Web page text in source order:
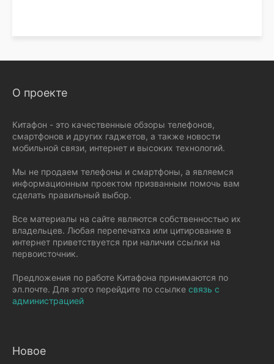
О проекте
Китафон - это качественные обзоры телефонов,
смартфонов и других гаджетов, а также новости
мобильной связи, интернет и высоких технологий.
Мы не продаем телефоны и смартфоны, а являемся
информационным проектом призванным помочь вам
сделать правильный выбор.
Все материалы на сайте являются собственностью их
владельцев. Любая перепечатка или цитирование в
интернет приветствуется при наличии ссылки на
первоисточник.
Предложения по работе Китафона принимаются по
эл.почте. Для этого перейдите по ссылке связь с
администрацией
Новое